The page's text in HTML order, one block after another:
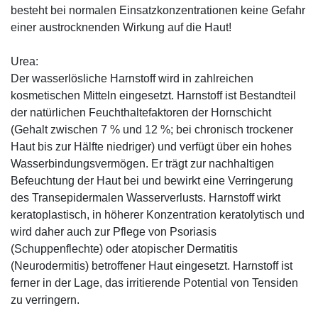
besteht bei normalen Einsatzkonzentrationen keine Gefahr
einer austrocknenden Wirkung auf die Haut!
Urea:
Der wasserlösliche Harnstoff wird in zahlreichen
kosmetischen Mitteln eingesetzt. Harnstoff ist Bestandteil
der natürlichen Feuchthaltefaktoren der Hornschicht
(Gehalt zwischen 7 % und 12 %; bei chronisch trockener
Haut bis zur Hälfte niedriger) und verfügt über ein hohes
Wasserbindungsvermögen. Er trägt zur nachhaltigen
Befeuchtung der Haut bei und bewirkt eine Verringerung
des Transepidermalen Wasserverlusts. Harnstoff wirkt
keratoplastisch, in höherer Konzentration keratolytisch und
wird daher auch zur Pflege von Psoriasis
(Schuppenflechte) oder atopischer Dermatitis
(Neurodermitis) betroffener Haut eingesetzt. Harnstoff ist
ferner in der Lage, das irritierende Potential von Tensiden
zu verringern.